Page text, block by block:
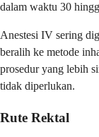
dalam waktu 30
Anestesi IV sering
beralih ke metode
prosedur yang lebih
tidak diperlukan.
Rute Rektal